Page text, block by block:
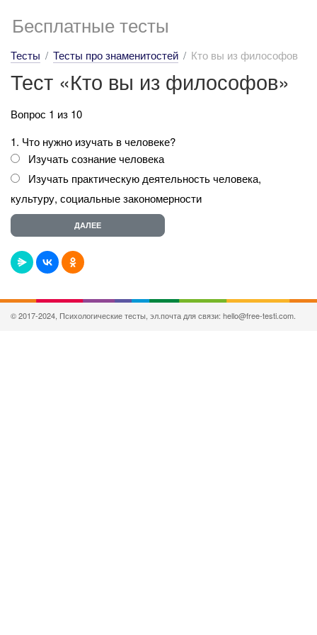
Бесплатные тесты
Тесты Тесты про знаменитостей Кто вы из философов
Тест «Кто вы из философов»
Вопрос 1 из 10
1. Что нужно изучать в человеке?
Изучать сознание человека
Изучать практическую деятельность человека,
культуру, социальные закономерности
© 2017-2024, Психологические тесты, эл.почта для связи: hello@free-testi.com.